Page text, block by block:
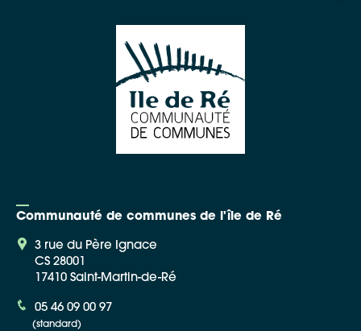
Communauté de communes de l'île de Ré
3 rue du Père Ignace
CS 28001
17410 Saint-Martin-de-Ré
05 46 09 00 97
(standard)